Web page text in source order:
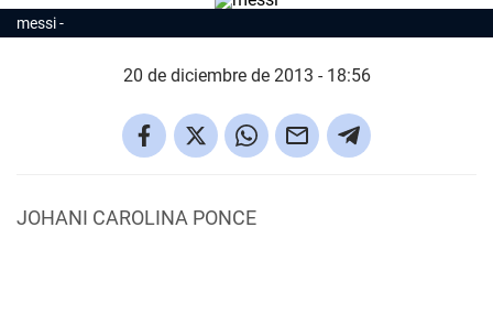
messi
20 de diciembre de 2013 - 18:56
JOHANI CAROLINA PONCE